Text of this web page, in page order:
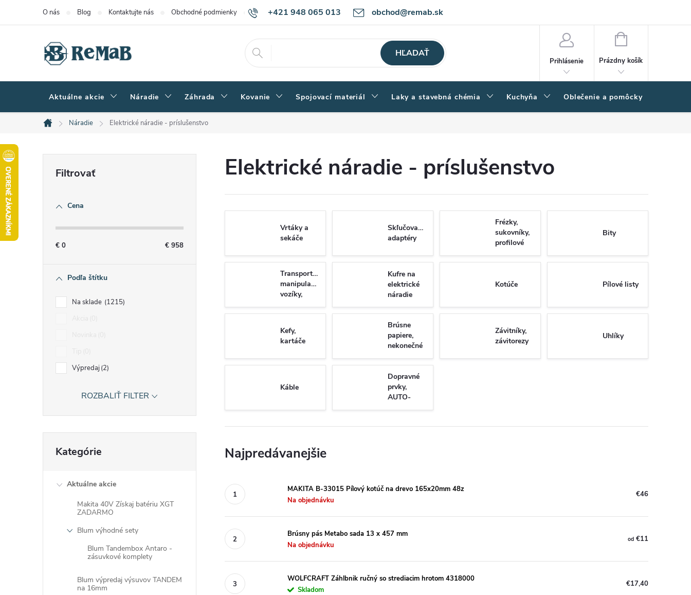
+421 948 065 013 obchod@remab.sk
O nás Blog Kontaktujte nás Obchodné podmienky Podmienky ochrany osobných údajov Ako nakupovať
HĽADAŤ
Prihlásenie
NÁKUPNÝ
Prázdny košík
Aktuálne akcie Náradie Záhrada Kovanie Spojovací materiál Laky a stavebná chémia Kuchyňa Oblečenie a pomôcky
Domov
Náradie Elektrické náradie - príslušenstvo
Cena
€ 0 € 958
Podľa štítku
Na sklade 1215
Výpredaj 2
ROZBALIŤ FILTER
kategórie
Kategórie
Aktuálne akcie
Makita 40V Získaj batériu XGT
ZADARMO
Blum výhodné sety
Blum Tandembox Antaro -
zásuvkové komplety
Blum výpredaj výsuvov TANDEM
na 16mm
Elektrické náradie - príslušenstvo
Vrtáky a
sekáče
Skľučovadlá,
adaptéry
Frézky,
sukovníky,
profilové
nože ...
Bity
Transportné
manipulačné
vozíky,
rudly
Kufre na
elektrické
náradie
Kotúče Pílové listy
Kefy,
kartáče
Brúsne
papiere,
nekonečné
pásy,
výseky...
Závitníky,
závitorezy
Uhlíky
Káble
Dopravné
prvky,
AUTO-
MOTO
Najpredávanejšie
MAKITA B-33015 Pílový kotúč na drevo 165x20mm 48z
Na objednávku
€46
Brúsny pás Metabo sada 13 x 457 mm
Na objednávku
od €11
WOLFCRAFT Záhlbnik ručný so strediacim hrotom 4318000
Skladom
€17,40